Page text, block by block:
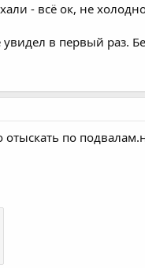
- всё ок, не
увидел в первый раз.
по